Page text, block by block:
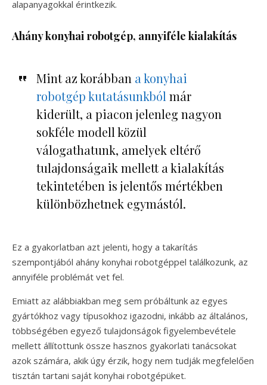
alapanyagokkal érintkezik.
Ahány konyhai robotgép, annyiféle kialakítás
Mint az korábban a konyhai
robotgép kutatásunkból már
kiderült, a piacon jelenleg nagyon
sokféle modell közül
válogathatunk, amelyek eltérő
tulajdonságaik mellett a kialakítás
tekintetében is jelentős mértékben
különbözhetnek egymástól.
Ez a gyakorlatban azt jelenti, hogy a takarítás
szempontjából ahány konyhai robotgéppel találkozunk, az
annyiféle problémát vet fel.
Emiatt az alábbiakban meg sem próbáltunk az egyes
gyártókhoz vagy típusokhoz igazodni, inkább az általános,
többségében egyező tulajdonságok figyelembevétele
mellett állítottunk össze hasznos gyakorlati tanácsokat
azok számára, akik úgy érzik, hogy nem tudják megfelelően
tisztán tartani saját konyhai robotgépüket.